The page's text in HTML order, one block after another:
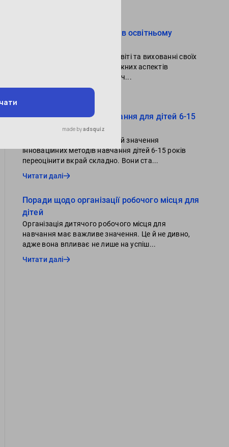
Роль батьківської участі в освітньому
Активна участь батьків в освіті та вихованні своїх
дітей є одним із основоположних аспектів
успішного навчання та всебіч...
Інноваційні методи навчання для дітей 6-15
У період цифрових технологій значення
інноваційних методів навчання дітей 6-15 років
переоцінити вкрай складно. Вони ста...
Читати далі
Поради щодо організації робочого місця для
дітей
Організація дитячого робочого місця для
навчання має важливе значення. Це й не дивно,
адже вона впливає не лише на успіш...
Читати далі